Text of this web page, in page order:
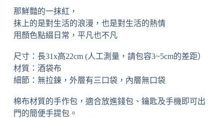
那鮮豔的一抹紅，
抹上的是對生活的浪漫，也是對生活的熱情
用顏色點綴日常，平凡也不凡
尺寸：長31x高22cm (人工測量，請包容3~5cm的差距）
材質：酒袋布
細節：無拉鍊，外層有三口袋，內層無口袋
棉布材質的手作包，適合放進錢包、鑰匙及手機即可出
門的簡便手提包。